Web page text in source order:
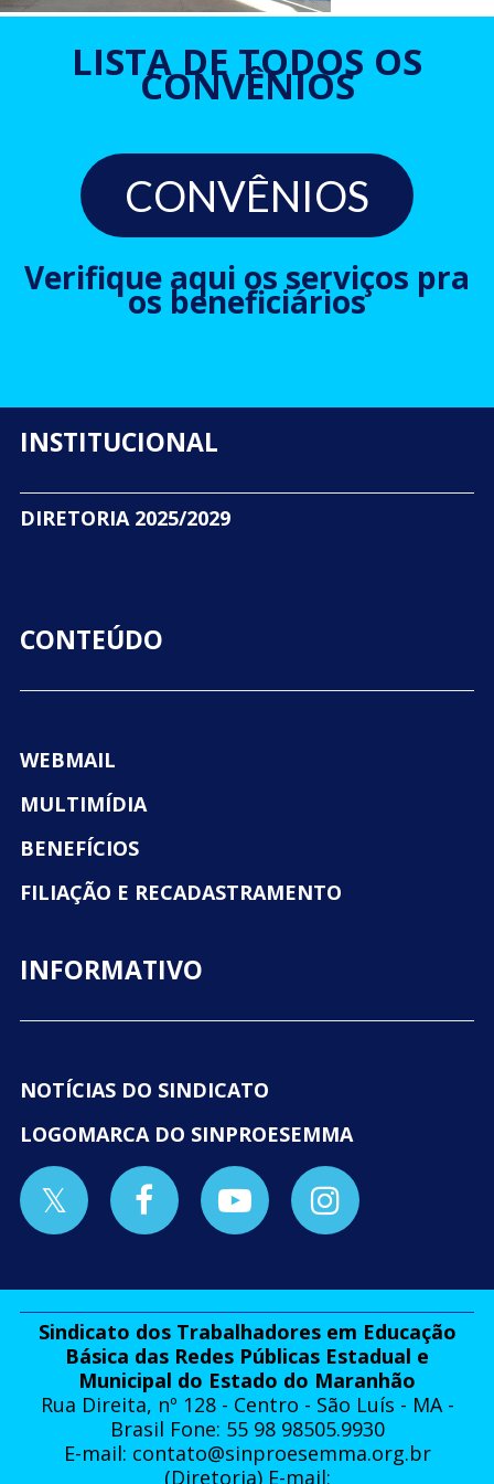
LISTA DE TODOS OS
CONVÊNIOS
CONVÊNIOS
Verifique aqui os serviços pra
os beneficiários
INSTITUCIONAL
DIRETORIA 2025/2029
CONTEÚDO
WEBMAIL
MULTIMÍDIA
BENEFÍCIOS
FILIAÇÃO E RECADASTRAMENTO
INFORMATIVO
NOTÍCIAS DO SINDICATO
LOGOMARCA DO SINPROESEMMA
Sindicato dos Trabalhadores em Educação
Básica das Redes Públicas Estadual e
Municipal do Estado do Maranhão
Rua Direita, nº 128 - Centro - São Luís - MA -
Brasil Fone: 55 98 98505.9930
E-mail: contato@sinproesemma.org.br
(Diretoria) E-mail: